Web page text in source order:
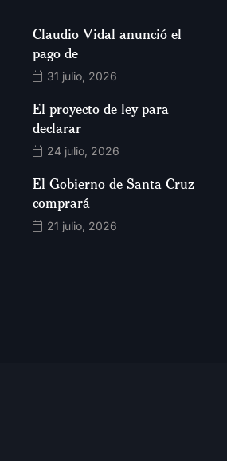
Claudio Vidal anunció el
pago de
31 julio, 2026
El proyecto de ley para
declarar
24 julio, 2026
El Gobierno de Santa Cruz
comprará
21 julio, 2026